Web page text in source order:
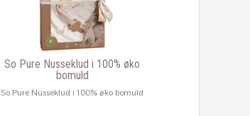
So Pure Nusseklud i 100% øko
bomuld
So Pure Nusseklud i 100% øko bomuld